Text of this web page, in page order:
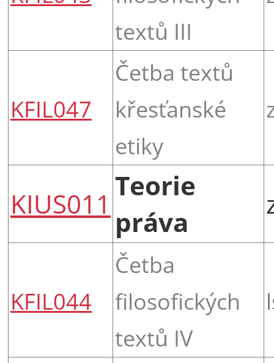
textů III
KFIL047
Četba textů
křesťanské
etiky
KIUS011
Teorie
práva
KFIL044
Četba
filosofických
textů IV